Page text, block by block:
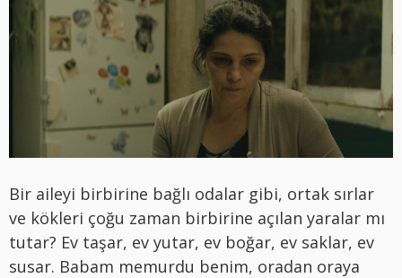
Bir aileyi birbirine bağlı odalar gibi, ortak sırlar
ve kökleri çoğu zaman birbirine açılan yaralar mı
tutar? Ev taşar, ev yutar, ev boğar, ev saklar, ev
susar. Babam memurdu benim, oradan oraya